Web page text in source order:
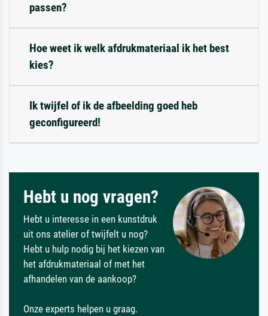
passen?
Hoe weet ik welk afdrukmateriaal ik het best
kies?
Ik twijfel of ik de afbeelding goed heb
geconfigureerd!
Hebt u nog vragen?
Hebt u interesse in een kunstdruk
uit ons atelier of twijfelt u nog?
Hebt u hulp nodig bij het kiezen van
het afdrukmateriaal of met het
afhandelen van de aankoop?
Onze experts helpen u graag.